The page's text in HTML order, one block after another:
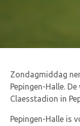
Zondagmiddag
Pepingen-Halle.
Claesstadion in
Pepingen-Halle is